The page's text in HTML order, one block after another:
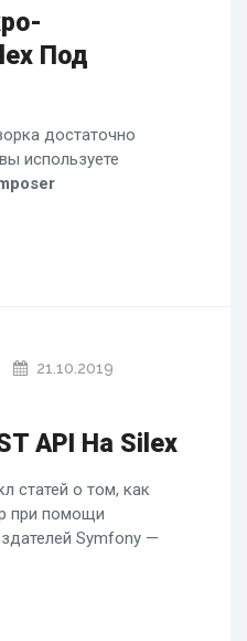
Под
достаточно
используете
21.10.2019
API На Silex
статей о том, как
при помощи
Symfony —